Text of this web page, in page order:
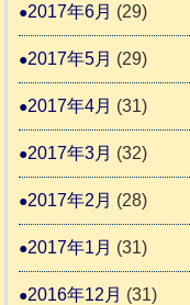
2017年6月 (29)
2017年5月 (29)
2017年4月 (31)
2017年3月 (32)
2017年2月 (28)
2017年1月 (31)
2016年12月 (31)